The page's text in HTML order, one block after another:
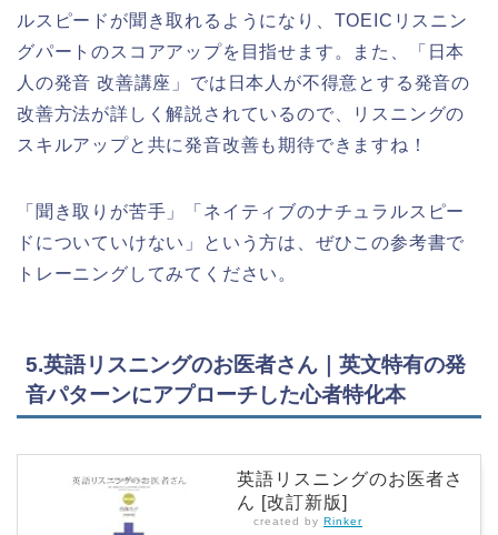
ルスピードが聞き取れるようになり、TOEICリスニン
グパートのスコアアップを目指せます。また、「日本
人の発音 改善講座」では日本人が不得意とする発音の
改善方法が詳しく解説されているので、リスニングの
スキルアップと共に発音改善も期待できますね！
「聞き取りが苦手」「ネイティブのナチュラルスピー
ドについていけない」という方は、ぜひこの参考書で
トレーニングしてみてください。
5.英語リスニングのお医者さん｜英文特有の発
音パターンにアプローチした心者特化本
英語リスニングのお医者さ
ん [改訂新版]
created by Rinker